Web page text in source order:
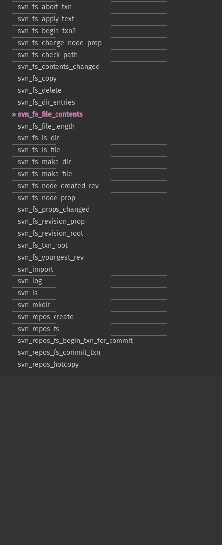
svn_​fs_​abort_​txn
svn_​fs_​apply_​text
svn_​fs_​begin_​txn2
svn_​fs_​change_​node_​prop
svn_​fs_​check_​path
svn_​fs_​contents_​changed
svn_​fs_​copy
svn_​fs_​delete
svn_​fs_​dir_​entries
svn_​fs_​file_​contents
svn_​fs_​file_​length
svn_​fs_​is_​dir
svn_​fs_​is_​file
svn_​fs_​make_​dir
svn_​fs_​make_​file
svn_​fs_​node_​created_​rev
svn_​fs_​node_​prop
svn_​fs_​props_​changed
svn_​fs_​revision_​prop
svn_​fs_​revision_​root
svn_​fs_​txn_​root
svn_​fs_​youngest_​rev
svn_​import
svn_​log
svn_​ls
svn_​mkdir
svn_​repos_​create
svn_​repos_​fs
svn_​repos_​fs_​begin_​txn_​for_​commit
svn_​repos_​fs_​commit_​txn
svn_​repos_​hotcopy